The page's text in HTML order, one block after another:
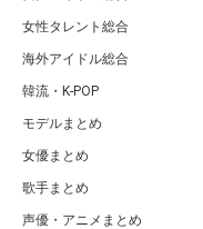
女性タレント総合
海外アイドル総合
韓流・K-POP
モデルまとめ
女優まとめ
歌手まとめ
声優・アニメまとめ